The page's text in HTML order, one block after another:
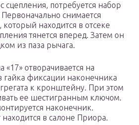
сцепления, потребуется набор
снимается
находится в отсеке
тянется вперед. Затем он
из паза рычага.
отворачивается на
гайка фиксации наконечника
к кронштейну. При этом
ее шестигранным ключом.
наконечник.
в салоне Приора.